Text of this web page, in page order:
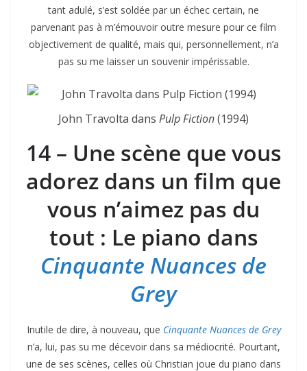
tant adulé, s’est soldée par un échec certain, ne
parvenant pas à m’émouvoir outre mesure pour ce film
objectivement de qualité, mais qui, personnellement, n’a
pas su me laisser un souvenir impérissable.
John Travolta dans Pulp Fiction(1994)
14 – Une scène que vous
adorez dans un film que
vous n’aimez pas du
tout : Le piano dans
Cinquante Nuances de
Grey
Inutile de dire, à nouveau, que Cinquante Nuances de Grey
n’a, lui, pas su me décevoir dans sa médiocrité. Pourtant,
une de ses scènes, celles où Christian joue du piano dans